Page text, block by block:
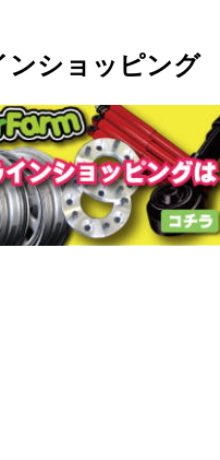
ンショッピング